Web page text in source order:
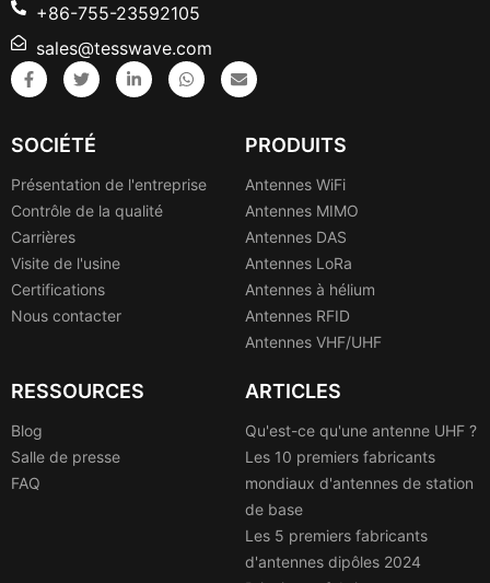
+86-755-23592105
sales@tesswave.com
SOCIÉTÉ
Présentation de l'entreprise
Contrôle de la qualité
Carrières
Visite de l'usine
Certifications
Nous contacter
PRODUITS
Antennes WiFi
Antennes MIMO
Antennes DAS
Antennes LoRa
Antennes à hélium
Antennes RFID
Antennes VHF/UHF
RESSOURCES
Blog
Salle de presse
FAQ
ARTICLES
Qu'est-ce qu'une antenne UHF ?
Les 10 premiers fabricants
mondiaux d'antennes de station
de base
Les 5 premiers fabricants
d'antennes dipôles 2024